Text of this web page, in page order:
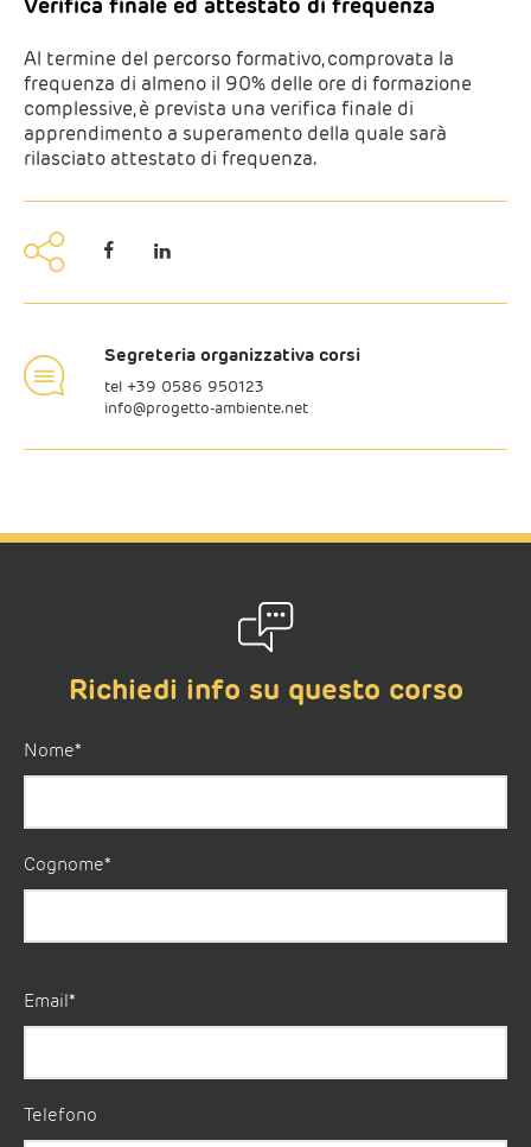
Al termine del percorso formativo, comprovata la
frequenza di almeno il 90% delle ore di formazione
complessive, è prevista una verifica finale di
apprendimento a superamento della quale sarà
rilasciato attestato di frequenza.
Segreteria organizzativa corsi
tel +39 0586 950123
info@progetto-ambiente.net
Richiedi info su questo corso
Nome*
Cognome*
Email*
Telefono